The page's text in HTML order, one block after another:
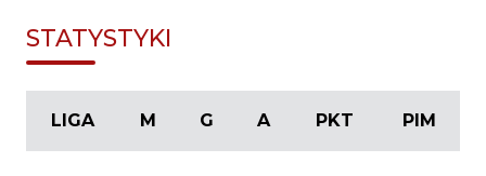
STATYSTYKI
LIGA M G A PKT PIM